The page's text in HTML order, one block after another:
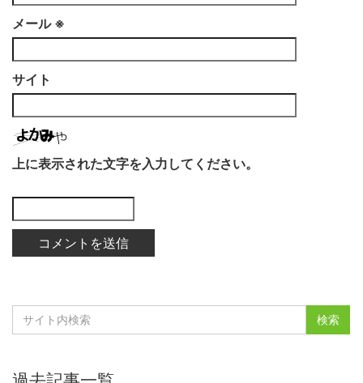
メール ※
サイト
上に表示された文字を入力してください。